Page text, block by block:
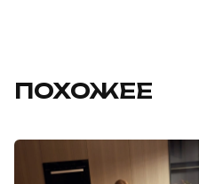
ПОХОЖЕЕ